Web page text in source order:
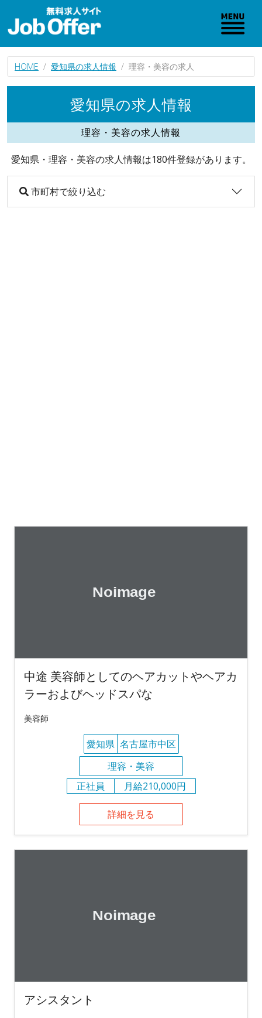
HOME 愛知県の求人情報 理容・美容の求人
愛知県の求人情報
理容・美容の求人情報
愛知県・理容・美容の求人情報は180件登録があります。
市町村で絞り込む
中途 美容師としてのヘアカットやヘアカ
ラーおよびヘッドスパな
美容師
愛知県 名古屋市中区
理容・美容
正社員
月給210,000円
詳細を見る
アシスタント